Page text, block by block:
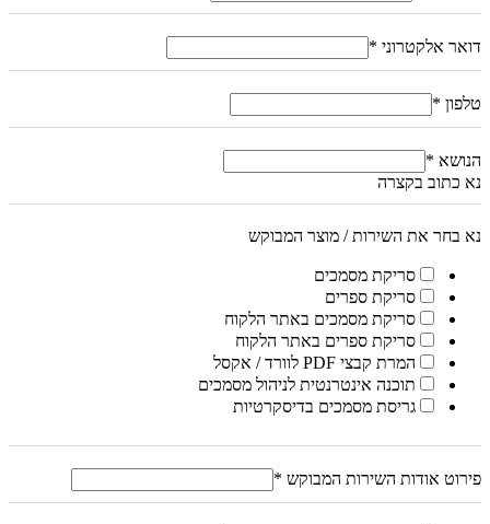
דואר אלקטרוני *
טלפון *
הנושא *
נא כתוב בקצרה
נא בחר את השירות / מוצר המבוקש
סריקת מסמכים
סריקת ספרים
סריקת מסמכים באתר הלקוח
סריקת ספרים באתר הלקוח
המרת קבצי PDF לוורד / אקסל
תוכנה אינטרנטית לניהול מסמכים
גריסת מסמכים בדיסקרטיות
פירוט אודות השירות המבוקש *